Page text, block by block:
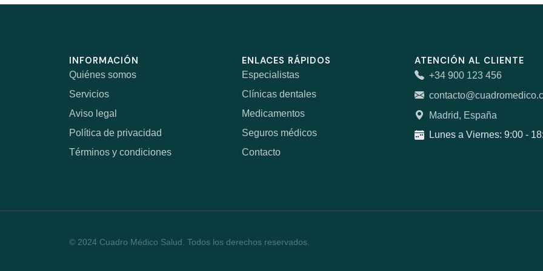
INFORMACIÓN
Quiénes somos
Servicios
Aviso legal
Política de privacidad
Términos y condiciones
ENLACES RÁPIDOS
Especialistas
Clínicas dentales
Medicamentos
Seguros médicos
Contacto
ATENCIÓN AL CLIENTE
+34 900 123 456
Madrid, España
Lunes a Viernes: 9:00 -
© 2024 Cuadro Médico Salud. Todos los derechos reservados.